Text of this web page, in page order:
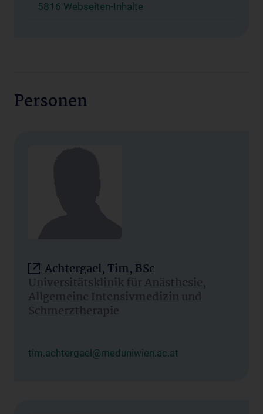
5816 Webseiten-Inhalte
Personen
Achtergael, Tim, BSc
Universitätsklinik für Anästhesie,
Allgemeine Intensivmedizin und
Schmerztherapie
tim.achtergael@meduniwien.ac.at